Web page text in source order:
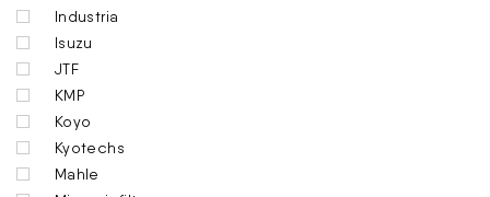
Industria
Isuzu
JTF
KMP
Koyo
Kyotechs
Mahle